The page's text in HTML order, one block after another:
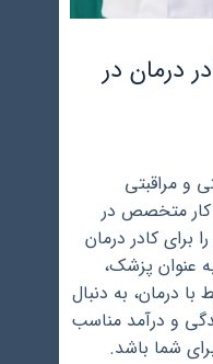
درمان در
و مراقبتی
کار متخصص در
کادر درمان
عنوان پزشک،
با درمان، به دنبال
و درآمد مناسب
شما باشد.